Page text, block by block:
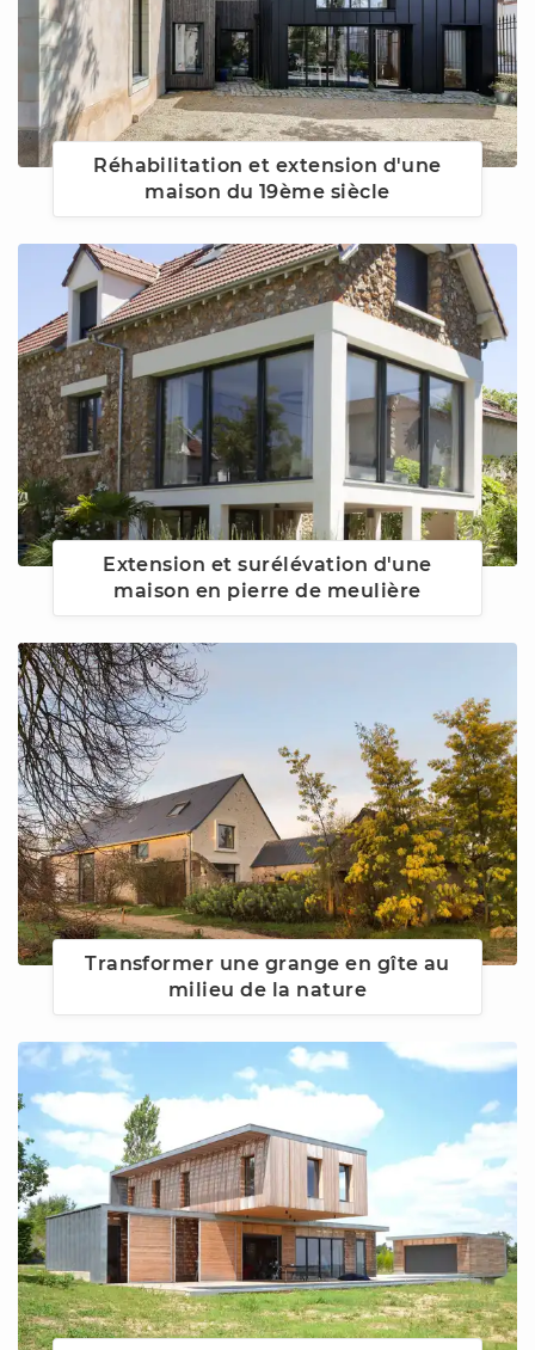
Réhabilitation et extension d'une
maison du 19ème siècle
Extension et surélévation d'une
maison en pierre de meulière
Transformer une grange en gîte au
milieu de la nature